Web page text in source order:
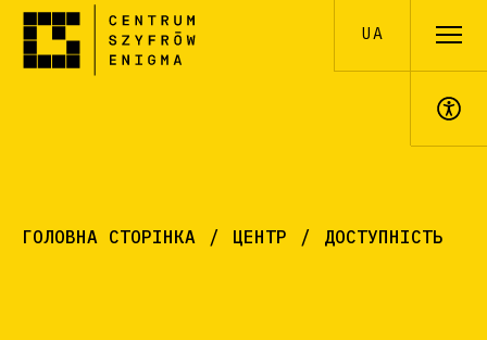
UA
ГОЛОВНА СТОРІНКА ЦЕНТР ДОСТУПНІСТЬ